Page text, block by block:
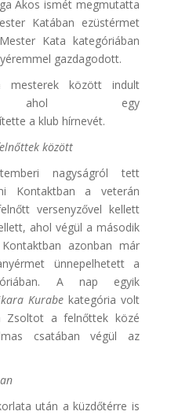
Ákos ismét megmutatta
Katában ezüstérmet
Kata kategóriában
gazdagodott.
mesterek között indult
ahol egy
a klub hírnevét.
között
nagyságról tett
Kontaktban a veterán
versenyzővel kellett
ahol végül a második
azonban már
ünnepelhetett a
A nap egyik
Kurabe kategória volt
Zsoltot a felnőttek közé
csatában végül az
után a küzdőtérre is